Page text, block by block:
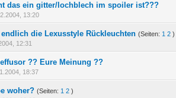
das ein gitter/lochblech im spoiler ist???
13:20
- 0 von 5 durchschnittlich
12345
die Lexusstyle Rückleuchten (Seiten: 1 2 )
12:31
- 0 von 5 durchschnittlich
12 345
?? Eure Meinung ??
18:37
- 0 von 5 durchschnittlich
1 2345
woher? (Seiten: 1 2 )
- 0 von 5 durchschnittlich
12345